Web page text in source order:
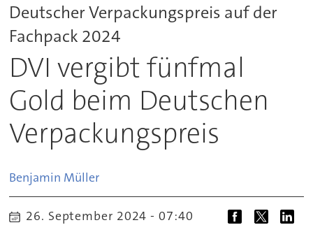
Deutscher Verpackungspreis auf der
Fachpack 2024
DVI vergibt fünfmal
Gold beim Deutschen
Verpackungspreis
Benjamin Müller
26. September 2024 - 07:40